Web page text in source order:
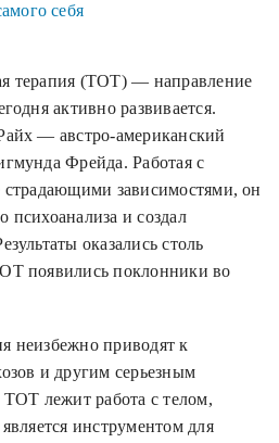
себя
терапия (ТОТ) — направление
активно развивается.
— австро-американский
Фрейда. Работая с
зависимостями, он
психоанализа и создал
оказались столь
появились поклонники во
неизбежно приводят к
и другим серьезным
ТОТ лежит работа с телом,
инструментом для